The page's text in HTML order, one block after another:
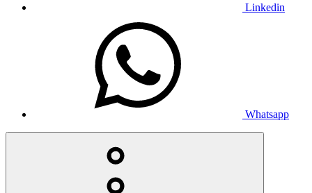
Linkedin
Whatsapp